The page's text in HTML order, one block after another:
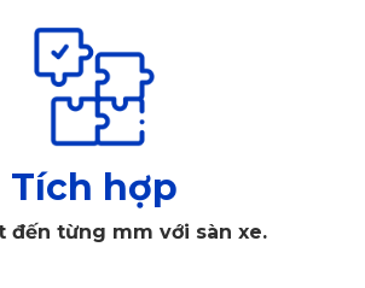
Cấp Tạo Nên Sự Khác Biệt
dành cho xe Dodge Challenger sử
kết hợp giữa tính bền vững và yếu tố
lớp nhựa PVC dẻo cao cấp, sở hữu họa
3D bắt mắt, tăng khả năng chống
mặt dưới được gia cố bằng lớp vải
Tích hợp
đến từng mm với sàn xe.